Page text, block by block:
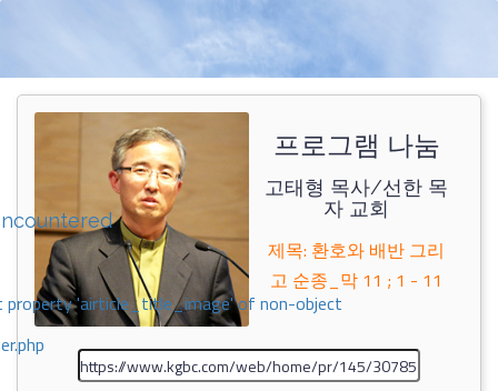
property 'airticle_title_image' of non-object
프로그램 나눔
고태형 목사/선한 목
자 교회
제목: 환호와 배반 그리
고 순종_막 11 ; 1 - 11